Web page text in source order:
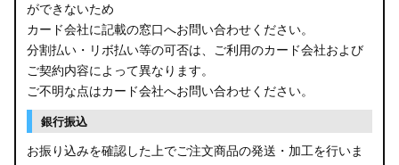
ができないため
カード会社に記載の窓口へお問い合わせください。
分割払い・リボ払い等の可否は、ご利用のカード会社および
ご契約内容によって異なります。
ご不明な点はカード会社へお問い合わせください。
銀行振込
お振り込みを確認した上でご注文商品の発送・加工を行いま